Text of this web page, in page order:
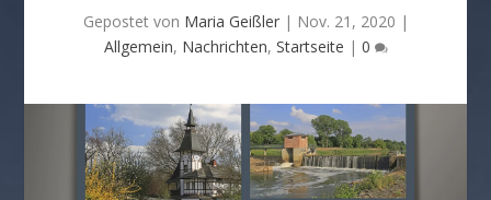
Gepostet von Maria Geißler| Nov. 21, 2020 |
Allgemein, Nachrichten, Startseite | 0